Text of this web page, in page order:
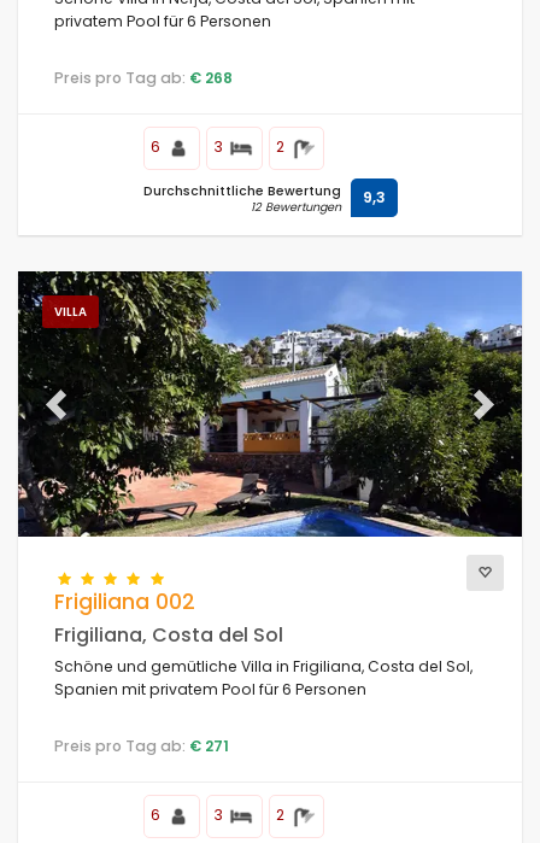
privatem Pool für 6 Personen
Preis pro Tag ab: € 268
6 3 2
Durchschnittliche Bewertung
12 Bewertungen 9,3
VILLA
Previous Next
Frigiliana 002
Frigiliana, Costa del Sol
Schöne und gemütliche Villa in Frigiliana, Costa del Sol,
Spanien mit privatem Pool für 6 Personen
Preis pro Tag ab: € 271
6 3 2